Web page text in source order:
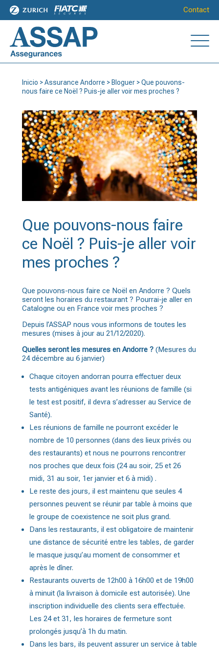
Contact
Inicio >Assurance Andorre > Bloguer>Que pouvons-
nous faire ce Noël ? Puis-je aller voir mes proches ?
Que pouvons-nous faire
ce Noël ? Puis-je aller voir
mes proches ?
Que pouvons-nous faire ce Noël en Andorre ? Quels
seront les horaires du restaurant ? Pourrai-je aller en
Catalogne ou en France voir mes proches ?
Depuis l’ASSAP nous vous informons de toutes les
mesures (mises à jour au 21/12/2020).
Quelles seront les mesures en Andorre ? (Mesures du
24 décembre au 6 janvier)
Chaque citoyen andorran pourra effectuer deux
tests antigéniques avant les réunions de famille (si
le test est positif, il devra s’adresser au Service de
Santé).
Les réunions de famille ne pourront excéder le
nombre de 10 personnes (dans des lieux privés ou
des restaurants) et nous ne pourrons rencontrer
nos proches que deux fois (24 au soir, 25 et 26
midi, 31 au soir, 1er janvier et 6 à midi) .
Le reste des jours, il est maintenu que seules 4
personnes peuvent se réunir par table à moins que
le groupe de coexistence ne soit plus grand.
Dans les restaurants, il est obligatoire de maintenir
une distance de sécurité entre les tables, de garder
le masque jusqu’au moment de consommer et
après le dîner.
Restaurants ouverts de 12h00 à 16h00 et de 19h00
à minuit (la livraison à domicile est autorisée). Une
inscription individuelle des clients sera effectuée.
Les 24 et 31, les horaires de fermeture sont
prolongés jusqu’à 1h du matin.
Dans les bars, ils peuvent assurer un service à table